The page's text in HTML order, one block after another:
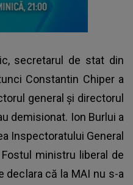
secretarul de stat din
Constantin Chiper a
general şi directorul
demisionat. Ion Burlui a
Inspectoratului General
ministru liberal de
declara că la MAI nu s-a